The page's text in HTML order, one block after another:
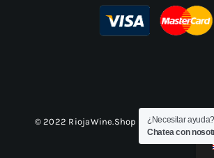
© 2022 RiojaWine.Shop | Todos los
¿Necesitar ayuda?
Chatea con